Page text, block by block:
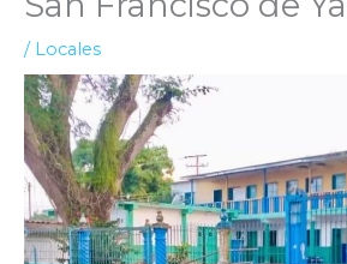
/ Locales